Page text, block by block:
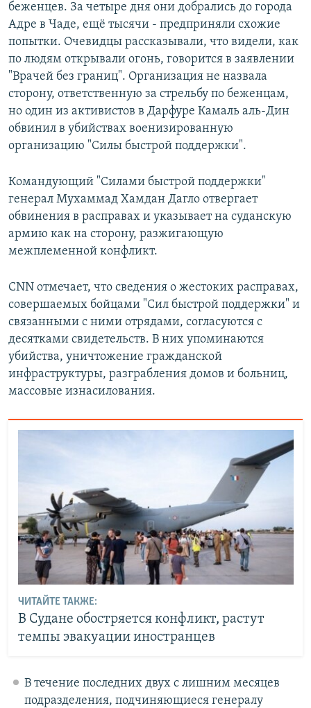
беженцев. За четыре дня они добрались до города
Адре в Чаде, ещё тысячи - предприняли схожие
попытки. Очевидцы рассказывали, что видели, как
по людям открывали огонь, говорится в заявлении
"Врачей без границ". Организация не назвала
сторону, ответственную за стрельбу по беженцам,
но один из активистов в Дарфуре Камаль аль-Дин
обвинил в убийствах военизированную
организацию "Силы быстрой поддержки".
Командующий "Силами быстрой поддержки"
генерал Мухаммад Хамдан Дагло отвергает
обвинения в расправах и указывает на суданскую
армию как на сторону, разжигающую
межплеменной конфликт.
CNN отмечает, что сведения о жестоких расправах,
совершаемых бойцами "Сил быстрой поддержки" и
связанными с ними отрядами, согласуются с
десятками свидетельств. В них упоминаются
убийства, уничтожение гражданской
инфраструктуры, разграбления домов и больниц,
массовые изнасилования.
ЧИТАЙТЕ ТАКЖЕ:
В Судане обостряется конфликт, растут
темпы эвакуации иностранцев
В течение последних двух с лишним месяцев
подразделения, подчиняющиеся генералу